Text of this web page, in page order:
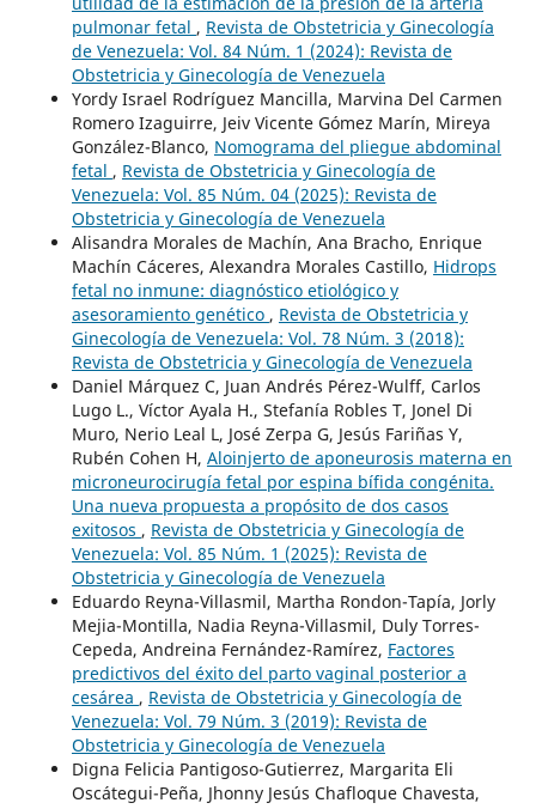
pulmonar fetal , Revista de Obstetricia y Ginecología
de Venezuela: Vol. 84 Núm. 1 (2024): Revista de
Obstetricia y Ginecología de Venezuela
Yordy Israel Rodríguez Mancilla, Marvina Del Carmen
Romero Izaguirre, Jeiv Vicente Gómez Marín, Mireya
González-Blanco, Nomograma del pliegue abdominal
fetal , Revista de Obstetricia y Ginecología de
Venezuela: Vol. 85 Núm. 04 (2025): Revista de
Obstetricia y Ginecología de Venezuela
Alisandra Morales de Machín, Ana Bracho, Enrique
Machín Cáceres, Alexandra Morales Castillo, Hidrops
fetal no inmune: diagnóstico etiológico y
asesoramiento genético , Revista de Obstetricia y
Ginecología de Venezuela: Vol. 78 Núm. 3 (2018):
Revista de Obstetricia y Ginecología de Venezuela
Daniel Márquez C, Juan Andrés Pérez-Wulff, Carlos
Lugo L., Víctor Ayala H., Stefanía Robles T, Jonel Di
Muro, Nerio Leal L, José Zerpa G, Jesús Fariñas Y,
Rubén Cohen H, Aloinjerto de aponeurosis materna en
microneurocirugía fetal por espina bífida congénita.
Una nueva propuesta a propósito de dos casos
exitosos , Revista de Obstetricia y Ginecología de
Venezuela: Vol. 85 Núm. 1 (2025): Revista de
Obstetricia y Ginecología de Venezuela
Eduardo Reyna-Villasmil, Martha Rondon-Tapía, Jorly
Mejia-Montilla, Nadia Reyna-Villasmil, Duly Torres-
Cepeda, Andreina Fernández-Ramírez, Factores
predictivos del éxito del parto vaginal posterior a
cesárea , Revista de Obstetricia y Ginecología de
Venezuela: Vol. 79 Núm. 3 (2019): Revista de
Obstetricia y Ginecología de Venezuela
Digna Felicia Pantigoso-Gutierrez, Margarita Eli
Oscátegui-Peña, Jhonny Jesús Chafloque Chavesta,